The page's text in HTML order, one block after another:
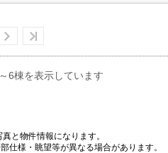
6棟を表示しています
と物件情報になります。
仕様・眺望等が異なる場合があります。